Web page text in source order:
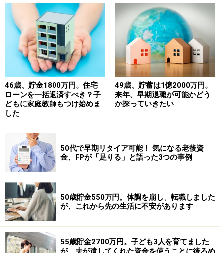
り入れをしているようです。銀行からハッキリ理由はな
かったもののそのことが原因で住宅ローンが組めなかっ
たものと思われます。
主人の年齢もありますので、すぐに家計を見直し貯蓄を
増やして少しでも頭金にしたいと思っています。私はで
きれば65歳まで働きたく、主人はテナント賃貸業を営ん
でいますので、入居者がいればこの先も同じ収入は確保
できるのかなと思います。今のところ全室ご入居いただ
いています。
新築の一軒家を3000万円で頭金1000万円としてローン
2000万円は、この先、無謀でしょうか。どうぞよろしく
お願いします。
■家計収支データ
相談者「家ほし子」さんの家計収支データ
46歳、貯金1800万円。住宅
ローンを一括返済すべき？子
どもに家庭教師もつけ始めま
した
49歳、貯蓄は1億2000万円。
来年、早期退職が可能かどう
か探っていきたい
50代で早期リタイア可能！ 気になる老後資
金、FPが「足りる」と語った3つの事例
50歳貯金550万円。体調を崩し、転職しました
が、これから先の生活に不安があります
55歳貯金2700万円。子ども3人を育てました
が、夫が遺してくれた資金を使うことに後ろめ